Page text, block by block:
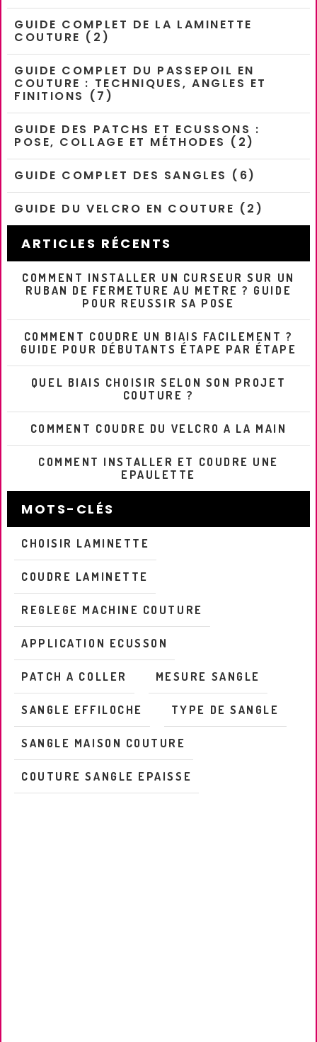
GUIDE COMPLET DE LA LAMINETTE
COUTURE (2)
GUIDE COMPLET DU PASSEPOIL EN
COUTURE : TECHNIQUES, ANGLES ET
FINITIONS (7)
GUIDE DES PATCHS ET ECUSSONS :
POSE, COLLAGE ET MÉTHODES (2)
GUIDE COMPLET DES SANGLES (6)
GUIDE DU VELCRO EN COUTURE (2)
ARTICLES RÉCENTS
COMMENT INSTALLER UN CURSEUR SUR UN
RUBAN DE FERMETURE AU METRE ? GUIDE
POUR REUSSIR SA POSE
COMMENT COUDRE UN BIAIS FACILEMENT ?
GUIDE POUR DÉBUTANTS ÉTAPE PAR ÉTAPE
QUEL BIAIS CHOISIR SELON SON PROJET
COUTURE ?
COMMENT COUDRE DU VELCRO A LA MAIN
COMMENT INSTALLER ET COUDRE UNE
EPAULETTE
MOTS-CLÉS
CHOISIR LAMINETTE
COUDRE LAMINETTE
REGLEGE MACHINE COUTURE
APPLICATION ECUSSON
PATCH A COLLER MESURE SANGLE
SANGLE EFFILOCHE TYPE DE SANGLE
SANGLE MAISON COUTURE
COUTURE SANGLE EPAISSE